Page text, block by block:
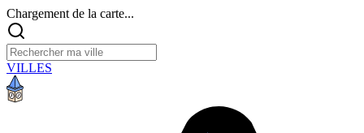
Chargement de la carte...
VILLES